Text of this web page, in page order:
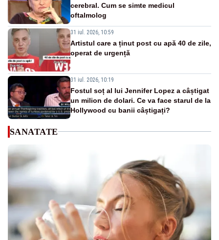
cerebral. Cum se simte medicul
oftalmolog
31 iul. 2026, 10:59
Artistul care a ținut post cu apă 40 de zile,
operat de urgență
31 iul. 2026, 10:19
Fostul soț al lui Jennifer Lopez a câștigat
un milion de dolari. Ce va face starul de la
Hollywood cu banii câștigați?
SANATATE